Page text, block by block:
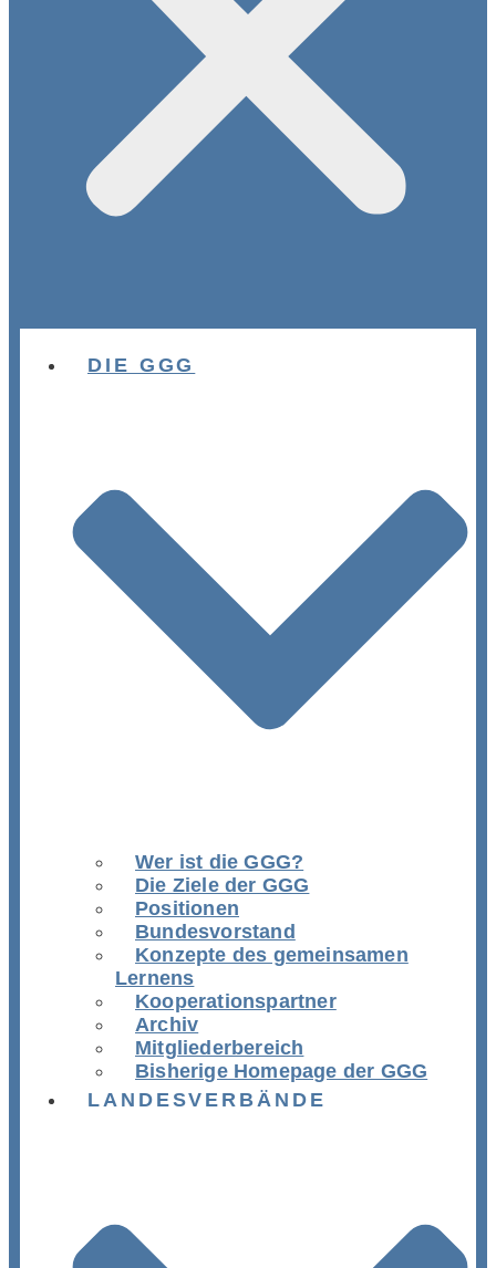
DIE GGG
Wer ist die GGG?
Die Ziele der GGG
Positionen
Bundesvorstand
Konzepte des gemeinsamen
Lernens
Kooperationspartner
Archiv
Mitgliederbereich
Bisherige Homepage der GGG
LANDESVERBÄNDE